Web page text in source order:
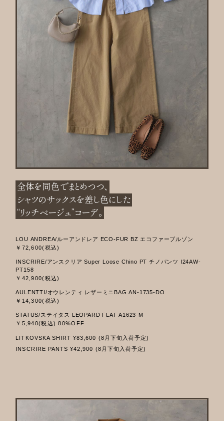
全体を同色でまとめつつ、
シャツのサックスを差し色にした
“リッチベージュ”コーデ。
LOU ANDREA/ルーアンドレア ECO-FUR BZ エコファーブルゾン
￥72,600(税込)
INSCRIRE/アンスクリア Super Loose Chino PT チノパンツ I24AW-
PT158
￥42,900(税込)
AULENTTI/オウレンティ レザーミニBAG AN-1735-DO
￥14,300(税込)
STATUS/ステイタス LEOPARD FLAT A1623-M
￥5,940(税込) 80%OFF
LITKOVSKA SHIRT ¥83,600 (8月下旬入荷予定)
INSCRIRE PANTS ¥42,900 (8月下旬入荷予定)